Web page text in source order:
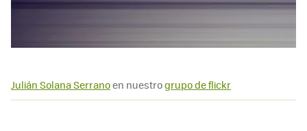
Julián Solana Serranoen nuestrogrupo de flickr